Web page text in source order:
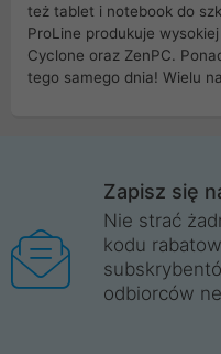
też tablet i notebook do
ProLine produkuje
Cyclone oraz ZenPC.
tego samego dnia! Wielu
Wrocław, Poznań,
Trzebnica, Opole. Szybka i
ProLine to polska firma ze
legalnie i płacimy podatki
główną w Mirkowie oraz
komunikacja ze sklepem
Zapisz się
Nie strać
kodu
odbiorców